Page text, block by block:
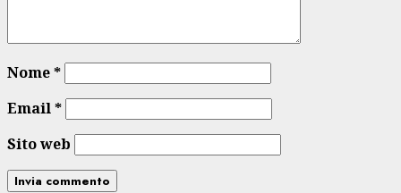
Nome*
Email*
Sito web